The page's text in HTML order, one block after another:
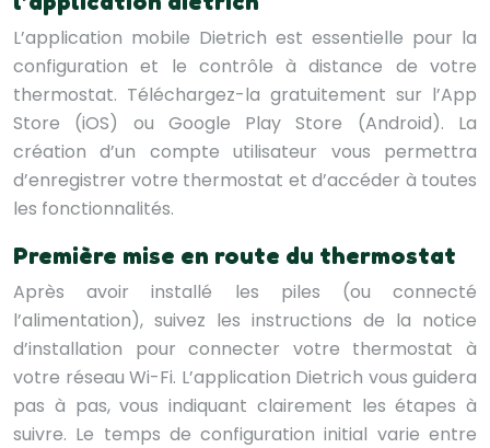
L’application mobile Dietrich est essentielle pour la
configuration et le contrôle à distance de votre
thermostat. Téléchargez-la gratuitement sur l’App
Store (iOS) ou Google Play Store (Android). La
création d’un compte utilisateur vous permettra
d’enregistrer votre thermostat et d’accéder à toutes
les fonctionnalités.
Première mise en route du thermostat
Après avoir installé les piles (ou connecté
l’alimentation), suivez les instructions de la notice
d’installation pour connecter votre thermostat à
votre réseau Wi-Fi. L’application Dietrich vous guidera
pas à pas, vous indiquant clairement les étapes à
suivre. Le temps de configuration initial varie entre